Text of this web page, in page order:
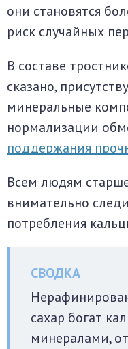
они становятся
риск случайных
В составе
сказано,
минеральные
нормализации
поддержания
Всем людям
внимательно
потребления
сахар богат
минералами,